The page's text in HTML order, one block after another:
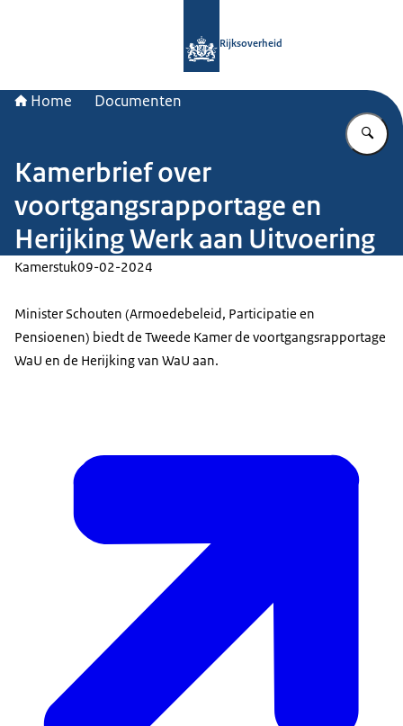
Rijksoverheid
Home Documenten
Kamerbrief over
voortgangsrapportage en
Herijking Werk aan Uitvoering
Kamerstuk09-02-2024
Minister Schouten (Armoedebeleid, Participatie en
Pensioenen) biedt de Tweede Kamer de voortgangsrapportage
WaU en de Herijking van WaU aan.